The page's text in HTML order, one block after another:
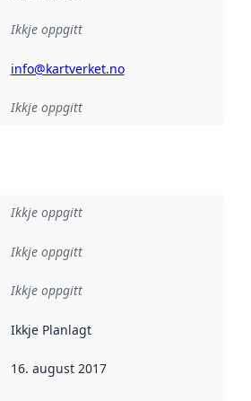
Ikkje oppgitt
info@kartverket.no
Ikkje oppgitt
Ikkje oppgitt
:
Ikkje oppgitt
Ikkje oppgitt
:
Ikkje Planlagt
datoen seier når dataa i dette
16. august 2017